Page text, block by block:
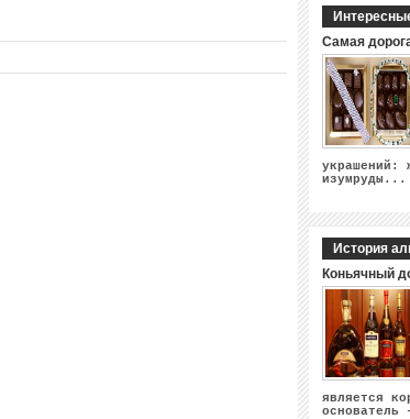
Самая
украшений:
изумруды...
История
Коньячный
является